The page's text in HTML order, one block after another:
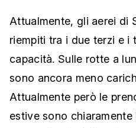
Attualmente, gli aerei di
riempiti tra i due terzi e i
capacità. Sulle rotte a
sono ancora meno
Attualmente però le
estive sono